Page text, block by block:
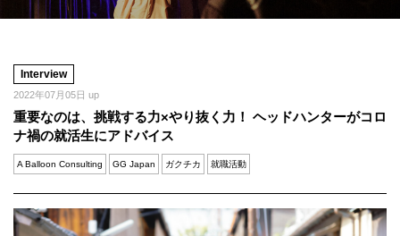
インタビュー
エデュケーション
ニュース＆イベント
データ
コラボ実績案内
SERVICE
初めての方へ
MEMBER
ログイン
Interview
2022年07月05日 up
重要なのは、挑戦する力×やり抜く力！ ヘッドハンターがコロ
ナ禍の就活生にアドバイス
A Balloon Consulting GG Japan ガクチカ 就職活動